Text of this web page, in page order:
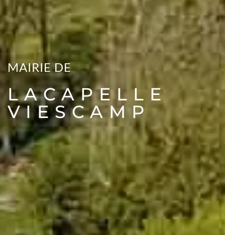
MAIRIE DE
LACAPELLE
VIESCAMP